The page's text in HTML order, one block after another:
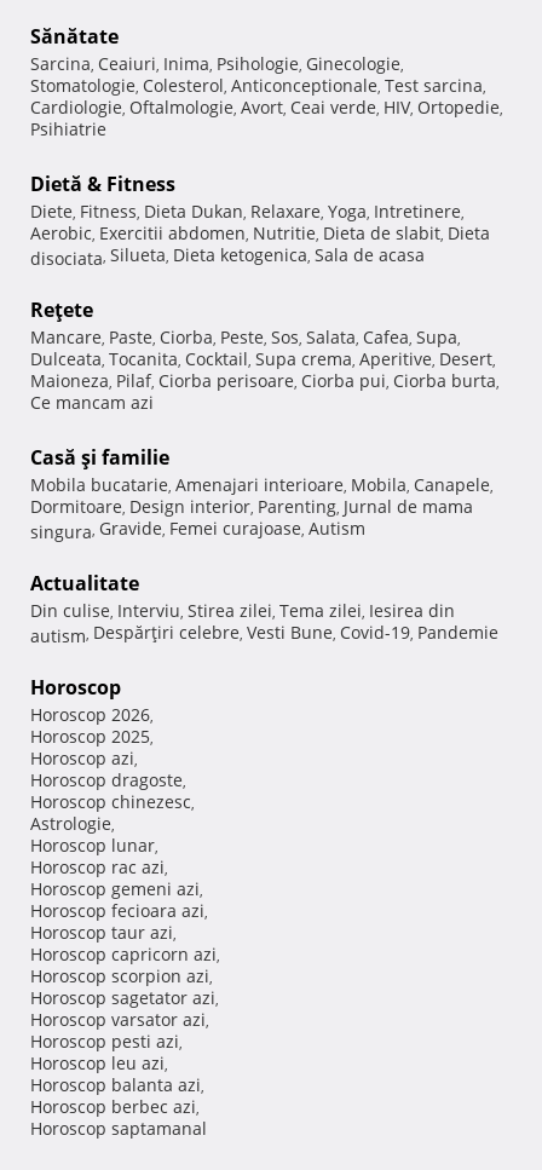
Sănătate
Sarcina, Ceaiuri, Inima, Psihologie, Ginecologie,
Stomatologie, Colesterol, Anticonceptionale, Test sarcina,
Cardiologie, Oftalmologie, Avort, Ceai verde, HIV, Ortopedie,
Psihiatrie
Dietă & Fitness
Diete, Fitness, Dieta Dukan, Relaxare, Yoga, Intretinere,
Aerobic, Exercitii abdomen, Nutritie, Dieta de slabit, Dieta
disociata, Silueta, Dieta ketogenica, Sala de acasa
Reţete
Mancare, Paste, Ciorba, Peste, Sos, Salata, Cafea, Supa,
Dulceata, Tocanita, Cocktail, Supa crema, Aperitive, Desert,
Maioneza, Pilaf, Ciorba perisoare, Ciorba pui, Ciorba burta,
Ce mancam azi
Casă şi familie
Mobila bucatarie, Amenajari interioare, Mobila, Canapele,
Dormitoare, Design interior, Parenting, Jurnal de mama
singura, Gravide, Femei curajoase, Autism
Actualitate
Din culise, Interviu, Stirea zilei, Tema zilei, Iesirea din
autism, Despărţiri celebre, Vesti Bune, Covid-19, Pandemie
Horoscop
Horoscop 2026,
Horoscop 2025,
Horoscop azi,
Horoscop dragoste,
Horoscop chinezesc,
Astrologie,
Horoscop lunar,
Horoscop rac azi,
Horoscop gemeni azi,
Horoscop fecioara azi,
Horoscop taur azi,
Horoscop capricorn azi,
Horoscop scorpion azi,
Horoscop sagetator azi,
Horoscop varsator azi,
Horoscop pesti azi,
Horoscop leu azi,
Horoscop balanta azi,
Horoscop berbec azi,
Horoscop saptamanal